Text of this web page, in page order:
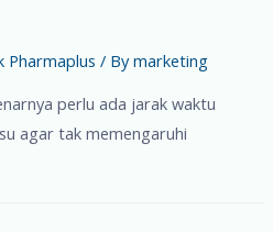
Pharmaplus / Bymarketing
perlu ada jarak waktu
agar tak memengaruhi